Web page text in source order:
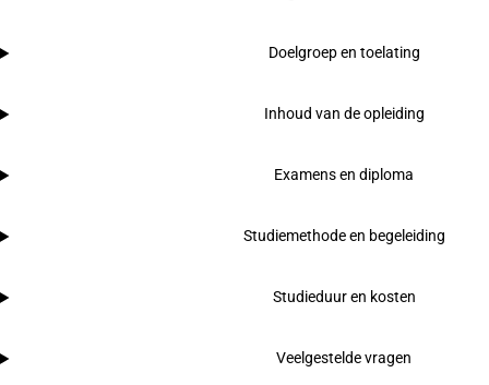
Doelgroep en toelating
Inhoud van de opleiding
Examens en diploma
Studiemethode en begeleiding
Studieduur en kosten
Veelgestelde vragen